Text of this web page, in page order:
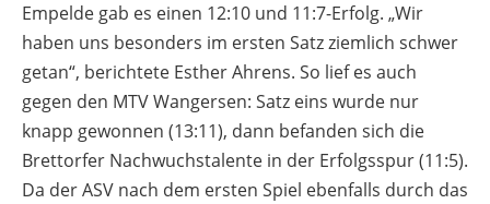
Empelde gab es einen 12:10 und 11:7-Erfolg. „Wir
haben uns besonders im ersten Satz ziemlich schwer
getan“, berichtete Esther Ahrens. So lief es auch
gegen den MTV Wangersen: Satz eins wurde nur
knapp gewonnen (13:11), dann befanden sich die
Brettorfer Nachwuchstalente in der Erfolgsspur (11:5).
Da der ASV nach dem ersten Spiel ebenfalls durch das